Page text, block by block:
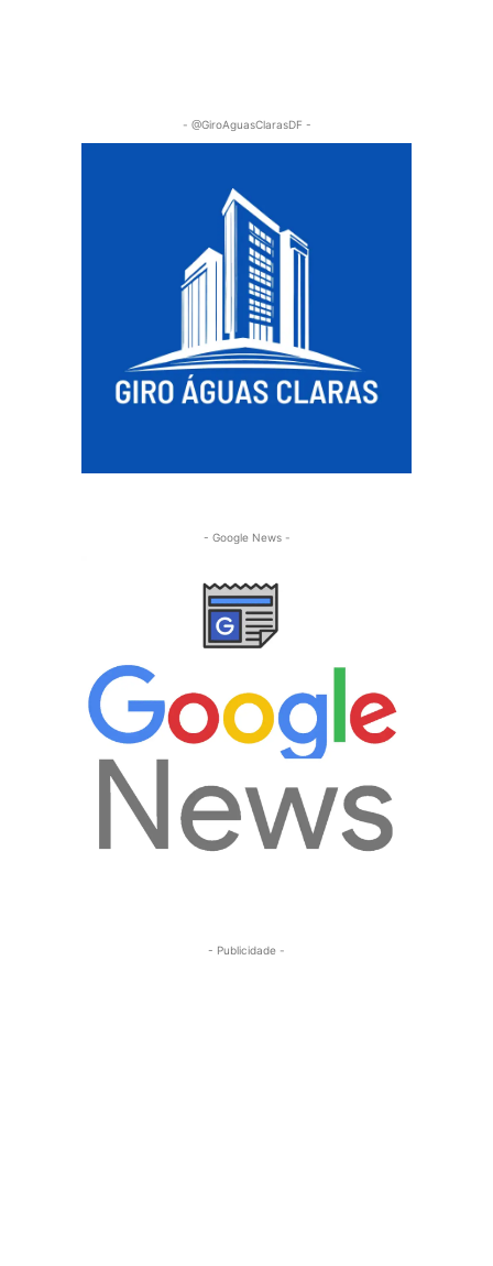
- @GiroAguasClarasDF -
- Google News -
- Publicidade -